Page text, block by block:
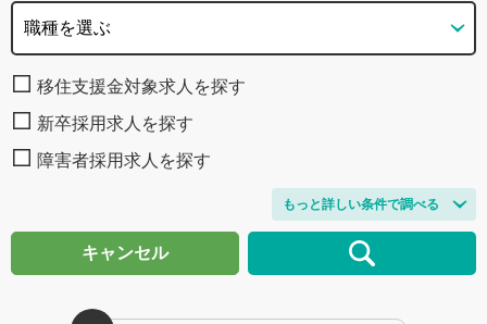
移住支援金対象求人を探す
新卒採用求人を探す
障害者採用求人を探す
もっと詳しい条件で調べる
キャンセル